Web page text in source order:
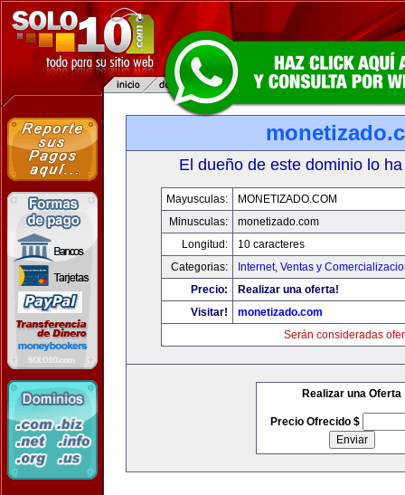
El dueño de este dominio lo
Mayusculas:
MONETIZADO.COM
Minusculas:
monetizado.com
Longitud:
10 caracteres
Categorias:
Internet, Ventas y
Precio:
Realizar una oferta!
Visitar!
monetizado.com
Serán consideradas
Realizar una Oferta
Precio Ofrecido $